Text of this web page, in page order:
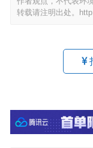
转载请注明出处。